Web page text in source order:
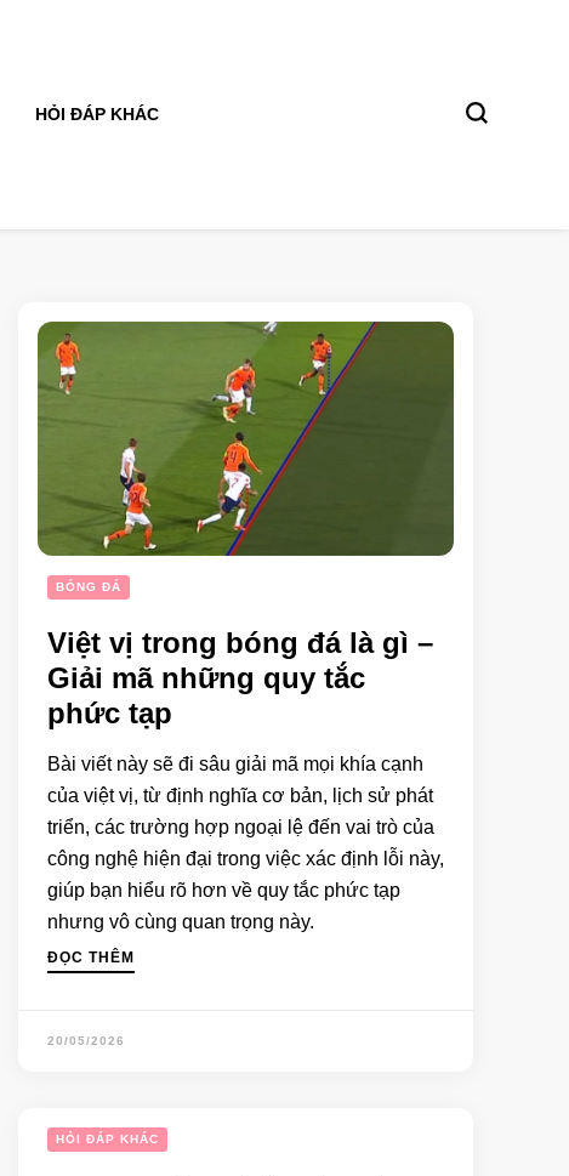
HỎI ĐÁP KHÁC
BÓNG ĐÁ
Việt vị trong bóng đá là gì –
Giải mã những quy tắc
phức tạp
Bài viết này sẽ đi sâu giải mã mọi khía cạnh
của việt vị, từ định nghĩa cơ bản, lịch sử phát
triển, các trường hợp ngoại lệ đến vai trò của
công nghệ hiện đại trong việc xác định lỗi này,
giúp bạn hiểu rõ hơn về quy tắc phức tạp
nhưng vô cùng quan trọng này.
ĐỌC THÊM
20/05/2026
HỎI ĐÁP KHÁC